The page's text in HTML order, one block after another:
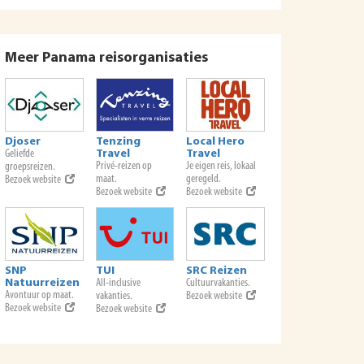
Meer Panama reisorganisaties
Djoser
Geliefde
groepsreizen.
Bezoek website
Tenzing
Travel
Privé-reizen op
maat.
Bezoek website
Local Hero
Travel
Je eigen reis, lokaal
geregeld.
Bezoek website
SNP
Natuurreizen
Avontuur op maat.
Bezoek website
TUI
All-inclusive
vakanties.
Bezoek website
SRC Reizen
Cultuurvakanties.
Bezoek website